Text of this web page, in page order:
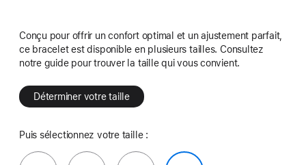
Conçu pour offrir un confort optimal et un ajustement parfait,
ce bracelet est disponible en plusieurs tailles. Consultez
notre guide pour trouver la taille qui vous convient.
Déterminer votre taille
Puis sélectionnez votre taille :